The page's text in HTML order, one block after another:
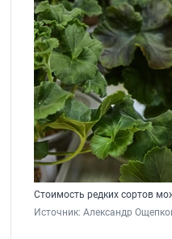
Стоимость редких сортов
Источник: Александр